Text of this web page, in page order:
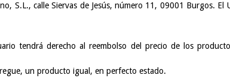
S.L., calle Siervas de Jesús, número 11, 09001 Burgos. El
tendrá derecho al reembolso del precio de los
un producto igual, en perfecto estado.